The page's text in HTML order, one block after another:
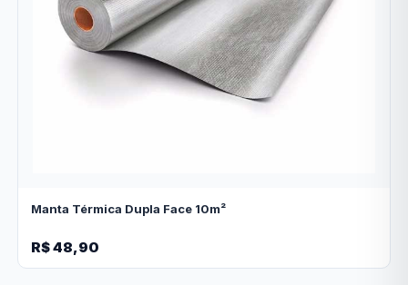
Manta Térmica Dupla Face 10m²
R$ 48,90